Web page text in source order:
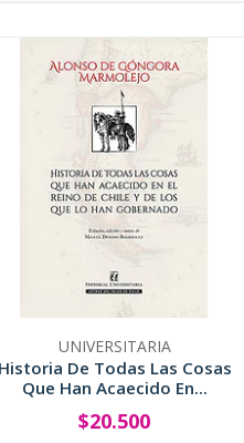
UNIVERSITARIA
Historia De Todas Las Cosas
Que Han Acaecido En...
+
$20.500